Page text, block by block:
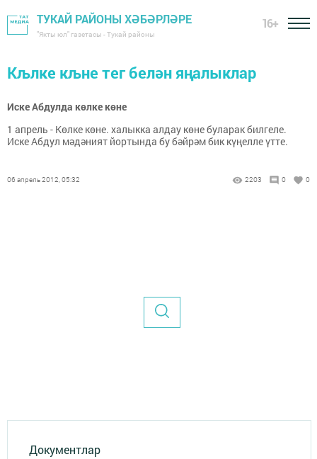
ТУКАЙ РАЙОНЫ ХӘБӘРЛӘРЕ
"Якты юл" газетасы - Тукай районы
16+
Кљлке кљне тег белән яңалыклар
Иске Абдулда көлке көне
1 апрель - Көлке көне. халыкка алдау көне буларак билгеле.
Иске Абдул мәдәният йортында бу бәйрәм бик күңелле үтте.
06 апрель 2012, 05:32 2203 0 0
Документлар